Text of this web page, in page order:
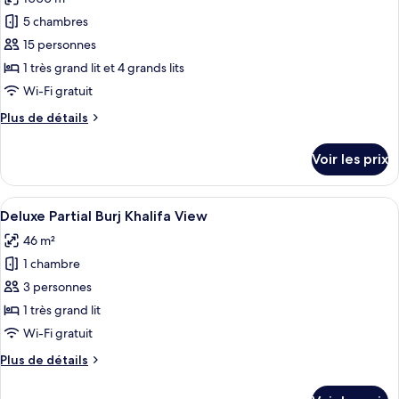
(Sheikh
Zayed
View)
pour
ce
type
de
chambre :
Penthouse,
5 chambres
15 personnes
1 très grand lit et 4 grands lits
Wi-Fi gratuit
Plus de détails
Plus
le
type
de
Penthouse,
2
chambres
Voir les prix
Afficher
toutes
les
photos
pour
ce
type
chambre :
Une chambre d’hôtel moderne,
4
Deluxe Partial Burj Khalifa View
46 m²
1 chambre
3 personnes
1 très grand lit
Wi-Fi gratuit
Plus de détails
Plus